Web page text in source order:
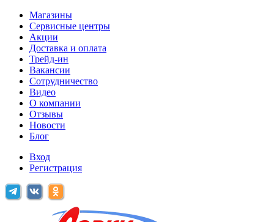
Магазины
Сервисные центры
Акции
Доставка и оплата
Трейд-ин
Вакансии
Сотрудничество
Видео
О компании
Отзывы
Новости
Блог
Вход
Регистрация